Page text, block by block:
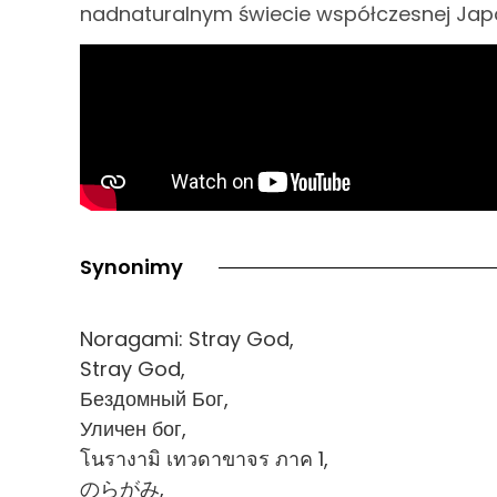
nadnaturalnym świecie współczesnej
Synonimy
Noragami: Stray God,
Stray God,
Бездомный Бог,
Уличен бог,
โนรางามิ เทวดาขาจร ภาค 1,
のらがみ,